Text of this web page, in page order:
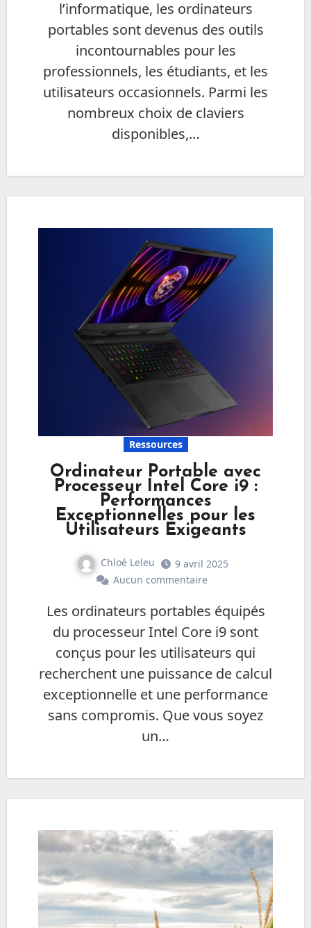
l’informatique, les ordinateurs
portables sont devenus des outils
incontournables pour les
professionnels, les étudiants, et les
utilisateurs occasionnels. Parmi les
nombreux choix de claviers
disponibles,…
Ressources
Ordinateur Portable avec
Processeur Intel Core i9 :
Performances
Exceptionnelles pour les
Utilisateurs Exigeants
Chloé Leleu
9 avril 2025
Aucun commentaire
Les ordinateurs portables équipés
du processeur Intel Core i9 sont
conçus pour les utilisateurs qui
recherchent une puissance de calcul
exceptionnelle et une performance
sans compromis. Que vous soyez
un…